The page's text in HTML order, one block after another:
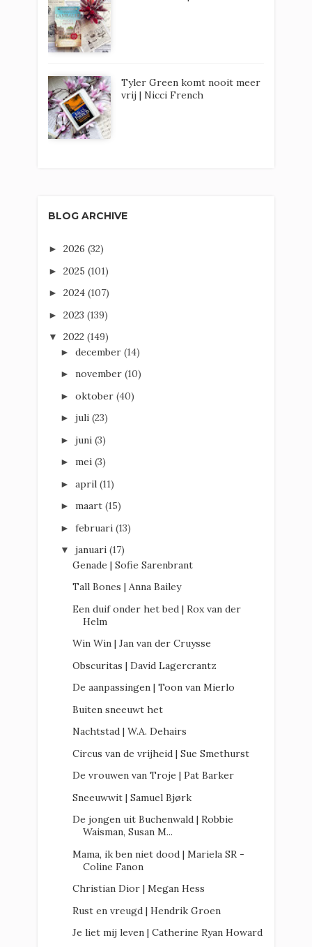
Tyler Green komt nooit meer
vrij | Nicci French
BLOG ARCHIVE
► 2026 (32)
► 2025 (101)
► 2024 (107)
► 2023 (139)
▼ 2022 (149)
► december (14)
► november (10)
► oktober (40)
► juli (23)
► juni (3)
► mei (3)
► april (11)
► maart (15)
► februari (13)
▼ januari (17)
Genade | Sofie Sarenbrant
Tall Bones | Anna Bailey
Een duif onder het bed | Rox van der
Helm
Win Win | Jan van der Cruysse
Obscuritas | David Lagercrantz
De aanpassingen | Toon van Mierlo
Buiten sneeuwt het
Nachtstad | W.A. Dehairs
Circus van de vrijheid | Sue Smethurst
De vrouwen van Troje | Pat Barker
Sneeuwwit | Samuel Bjørk
De jongen uit Buchenwald | Robbie
Waisman, Susan M...
Mama, ik ben niet dood | Mariela SR -
Coline Fanon
Christian Dior | Megan Hess
Rust en vreugd | Hendrik Groen
Je liet mij leven | Catherine Ryan Howard